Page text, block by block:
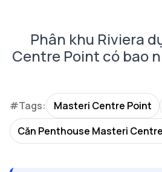
Phân khu Riviera
Centre Point có bao
#Tags: Masteri Centre Point
Căn Penthouse Masteri